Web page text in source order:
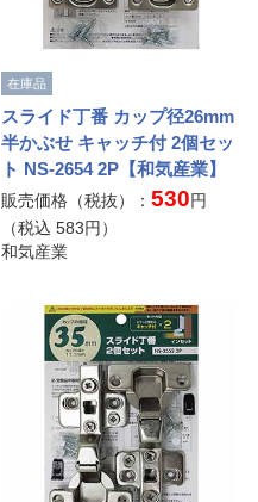
在庫品
スライド丁番 カップ径26mm
半かぶせ キャッチ付 2個セッ
ト NS-2654 2P【和気産業】
販売価格（税抜）：530円
（税込583円）
和気産業